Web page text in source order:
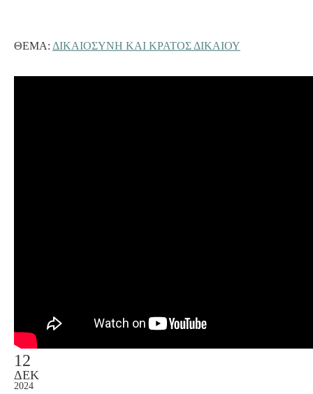
ΘΈΜΑ: ΔΙΚΑΙΟΣΥΝΗ ΚΑΙ ΚΡΑΤΟΣ ΔΙΚΑΙΟΥ
12
ΔΕΚ
2024